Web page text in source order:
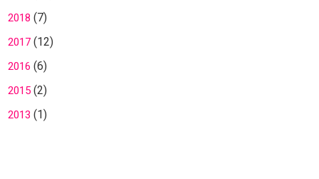
2018 (7)
2017(12)
2016 (6)
2015(2)
2013 (1)